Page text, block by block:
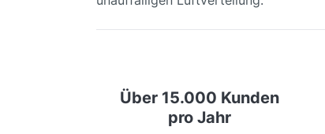
Über 15.000 Kunden
pro Jahr